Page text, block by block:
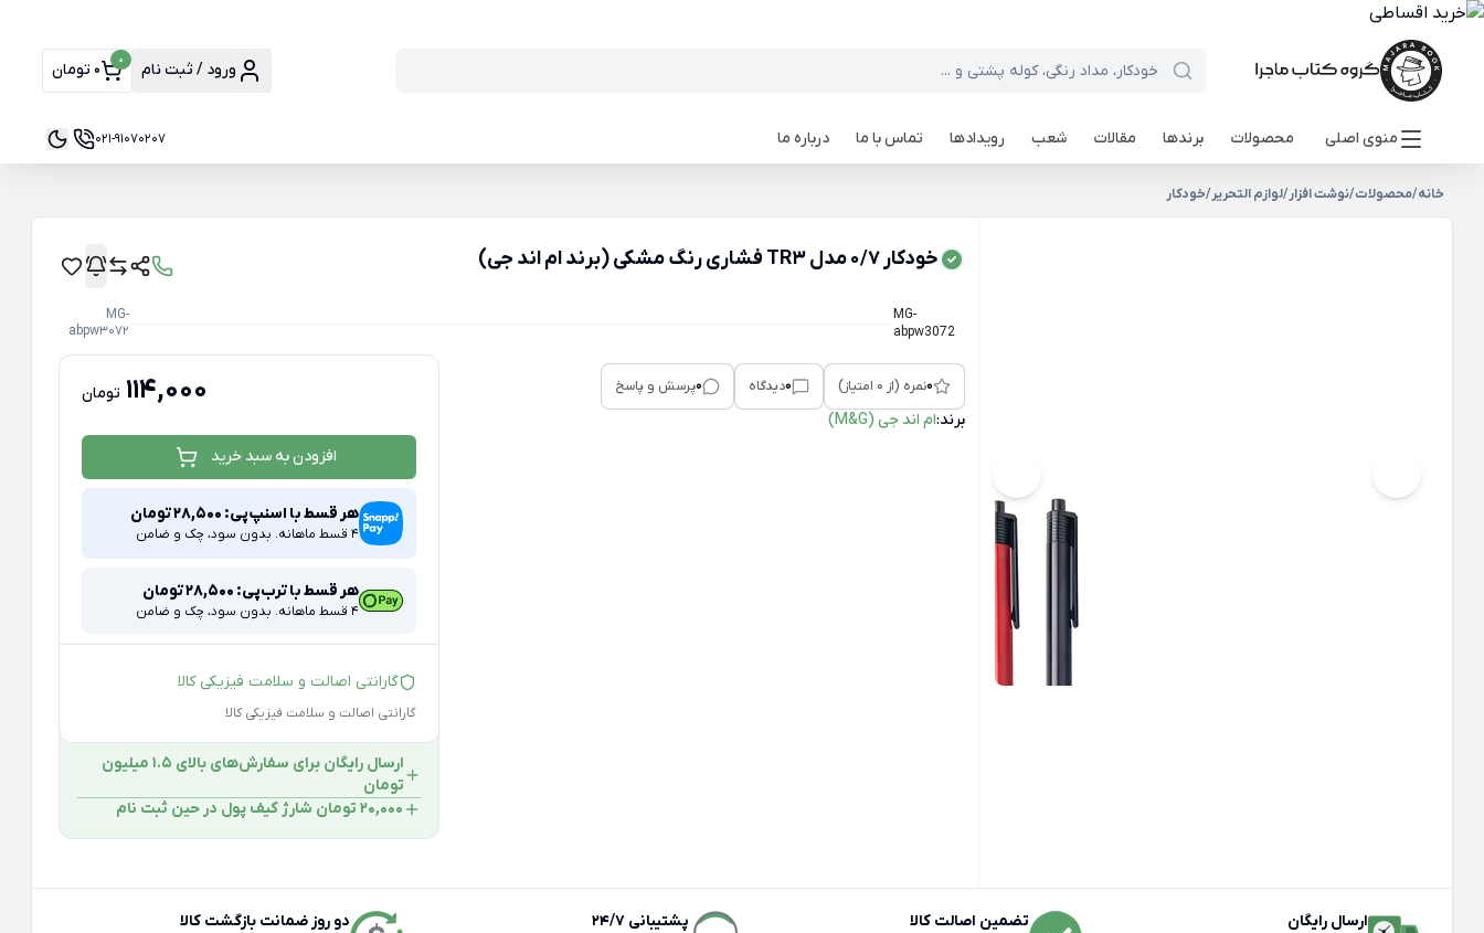
ورود / ثبت نام 0 0 تومان
منوی اصلی محصولات برندها مقالات شعب رویدادها تماس با ما درباره ما 021-91070207
خانه/محصولات/نوشت افزار/لوازم التحریر/خودکار
خودکار ۰/۷ مدل TR3 فشاری رنگ مشکی (برند ام اند جی)
MG-
abpw3072
MG-
abpw3072
0نمره (از 0 امتیاز) 0دیدگاه 0پرسش و پاسخ
برند:ام اند جی (M&G)
114,000 تومان
افزودن به سبد خرید
هر قسط با اسنپ‌پی: 28,500تومان
4 قسط ماهانه. بدون سود، چک و ضامن
هر قسط با ترب‌پی: 28,500تومان
4 قسط ماهانه. بدون سود، چک و ضامن
گارانتی اصالت و سلامت فیزیکی کالا
گارانتی اصالت و سلامت فیزیکی کالا
ارسال رایگان برای سفارش‌های بالای 1.5 میلیون
تومان
۲۰,۰۰۰ تومان شارژ کیف پول در حین ثبت ‌نام
ارسال رایگان
تضمین اصالت کالا
پشتیبانی 24/7
دو روز ضمانت بازگشت کالا